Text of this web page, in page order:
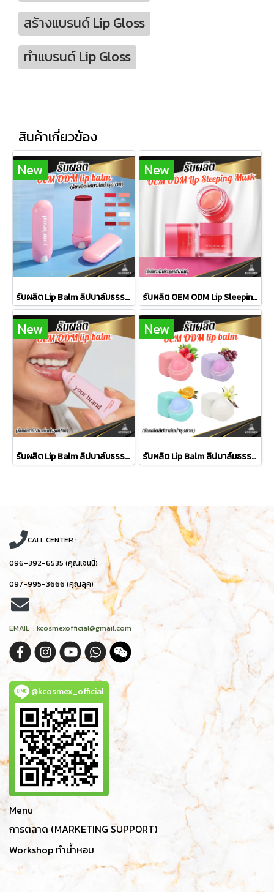
สร้างแบรนด์ Lip Gloss
ทำแบรนด์ Lip Gloss
สินค้าเกี่ยวข้อง
New
รับผลิต Lip Balm ลิปบาล์มธรรมชาติ กู้ปากแห้งลอกให้กลับมาเนียนนุ่ม ชุ่มชื้นยาวนาน ด้วยพลังน้ำมันสกัด
New
รับผลิต OEM ODM Lip Sleeping Mask ลิปมาส์กบำรุงเข้มข้น ฟื้นฟูริมฝีปากเนียนนุ่ม ชุ่มชื้นยาวนานเพียงชั่วข้ามคืน
New
รับผลิต Lip Balm ลิปบาล์มธรรมชาติ กู้ปากแห้งลอกให้กลับมาเนียนนุ่ม ชุ่มชื้นยาวนาน
New
รับผลิต Lip Balm ลิปบาล์มธรรมชาติ กู้ปากแห้งลอกให้กลับมาเนียนนุ่ม ชุ่มชื้นยาวนาน ด้วยพลังน้ำมันสกัด 4 ชนิด
CALL CENTER :
096-392-6535 (คุณเจนนี่)
097-995-3666 (คุณลุค)
EMAIL : kcosmexofficial@gmail.com
@kcosmex_official
Menu
การตลาด (MARKETING SUPPORT)
Workshop ทำน้ำหอม